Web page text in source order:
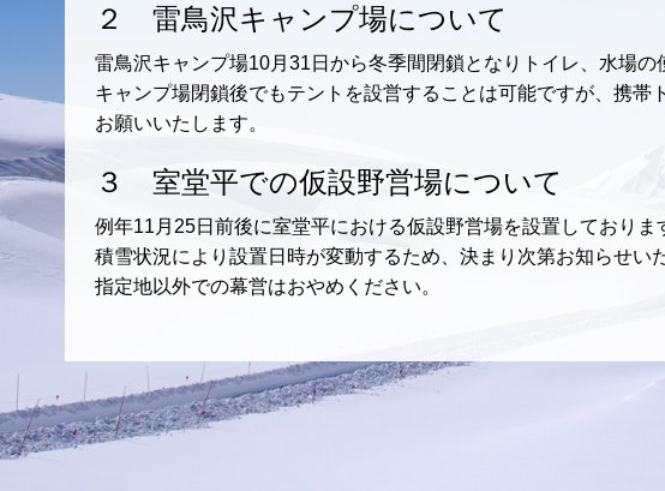
２ 雷鳥沢キャンプ場について
雷鳥沢キャンプ場10月31日から冬季間閉鎖となりトイレ、水場の
キャンプ場閉鎖後でもテントを設営することは可能ですが、携
お願いいたします。
３ 室堂平での仮設野営場について
例年11月25日前後に室堂平における仮設野営場を設置しておりま
積雪状況により設置日時が変動するため、決まり次第お知らせい
指定地以外での幕営はおやめください。